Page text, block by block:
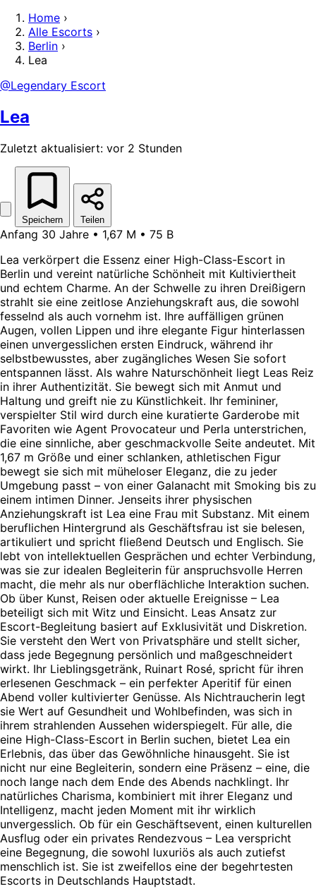
Home ›
Alle Escorts ›
Berlin ›
Lea
@Legendary Escort
Lea
Zuletzt aktualisiert: vor 2 Stunden
Speichern Teilen
Anfang 30 Jahre • 1,67 M • 75 B
Lea verkörpert die Essenz einer High-Class-Escort in
Berlin und vereint natürliche Schönheit mit Kultiviertheit
und echtem Charme. An der Schwelle zu ihren Dreißigern
strahlt sie eine zeitlose Anziehungskraft aus, die sowohl
fesselnd als auch vornehm ist. Ihre auffälligen grünen
Augen, vollen Lippen und ihre elegante Figur hinterlassen
einen unvergesslichen ersten Eindruck, während ihr
selbstbewusstes, aber zugängliches Wesen Sie sofort
entspannen lässt. Als wahre Naturschönheit liegt Leas Reiz
in ihrer Authentizität. Sie bewegt sich mit Anmut und
Haltung und greift nie zu Künstlichkeit. Ihr femininer,
verspielter Stil wird durch eine kuratierte Garderobe mit
Favoriten wie Agent Provocateur und Perla unterstrichen,
die eine sinnliche, aber geschmackvolle Seite andeutet. Mit
1,67 m Größe und einer schlanken, athletischen Figur
bewegt sie sich mit müheloser Eleganz, die zu jeder
Umgebung passt – von einer Galanacht mit Smoking bis zu
einem intimen Dinner. Jenseits ihrer physischen
Anziehungskraft ist Lea eine Frau mit Substanz. Mit einem
beruflichen Hintergrund als Geschäftsfrau ist sie belesen,
artikuliert und spricht fließend Deutsch und Englisch. Sie
lebt von intellektuellen Gesprächen und echter Verbindung,
was sie zur idealen Begleiterin für anspruchsvolle Herren
macht, die mehr als nur oberflächliche Interaktion suchen.
Ob über Kunst, Reisen oder aktuelle Ereignisse – Lea
beteiligt sich mit Witz und Einsicht. Leas Ansatz zur
Escort-Begleitung basiert auf Exklusivität und Diskretion.
Sie versteht den Wert von Privatsphäre und stellt sicher,
dass jede Begegnung persönlich und maßgeschneidert
wirkt. Ihr Lieblingsgetränk, Ruinart Rosé, spricht für ihren
erlesenen Geschmack – ein perfekter Aperitif für einen
Abend voller kultivierter Genüsse. Als Nichtraucherin legt
sie Wert auf Gesundheit und Wohlbefinden, was sich in
ihrem strahlenden Aussehen widerspiegelt. Für alle, die
eine High-Class-Escort in Berlin suchen, bietet Lea ein
Erlebnis, das über das Gewöhnliche hinausgeht. Sie ist
nicht nur eine Begleiterin, sondern eine Präsenz – eine, die
noch lange nach dem Ende des Abends nachklingt. Ihr
natürliches Charisma, kombiniert mit ihrer Eleganz und
Intelligenz, macht jeden Moment mit ihr wirklich
unvergesslich. Ob für ein Geschäftsevent, einen kulturellen
Ausflug oder ein privates Rendezvous – Lea verspricht
eine Begegnung, die sowohl luxuriös als auch zutiefst
menschlich ist. Sie ist zweifellos eine der begehrtesten
Escorts in Deutschlands Hauptstadt.